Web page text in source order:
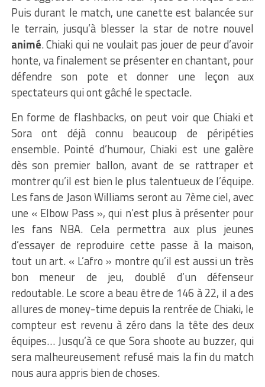
Puis durant le match, une canette est balancée sur
le terrain, jusqu’à blesser la star de notre nouvel
animé. Chiaki qui ne voulait pas jouer de peur d’avoir
honte, va finalement se présenter en chantant, pour
défendre son pote et donner une leçon aux
spectateurs qui ont gâché le spectacle.
En forme de flashbacks, on peut voir que Chiaki et
Sora ont déjà connu beaucoup de péripéties
ensemble. Pointé d’humour, Chiaki est une galère
dès son premier ballon, avant de se rattraper et
montrer qu’il est bien le plus talentueux de l’équipe.
Les fans de Jason Williams seront au 7ème ciel, avec
une « Elbow Pass », qui n’est plus à présenter pour
les fans NBA. Cela permettra aux plus jeunes
d’essayer de reproduire cette passe à la maison,
tout un art. « L’afro » montre qu’il est aussi un très
bon meneur de jeu, doublé d’un défenseur
redoutable. Le score a beau être de 146 à 22, il a des
allures de money-time depuis la rentrée de Chiaki, le
compteur est revenu à zéro dans la tête des deux
équipes… Jusqu’à ce que Sora shoote au buzzer, qui
sera malheureusement refusé mais la fin du match
nous aura appris bien de choses.